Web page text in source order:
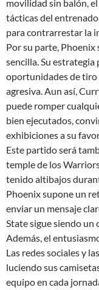
movilidad sin balón,
tácticas del
para contrarrestar la
Por su parte,
sencilla. Su
oportunidades de tiro
agresiva. Aun así,
puede romper
bien ejecutados,
exhibiciones a su
Este partido será
temple de los
tenido altibajos
Phoenix supone un
enviar un mensaje
State sigue siendo
Además, el
Las redes sociales y
luciendo sus
equipo en cada